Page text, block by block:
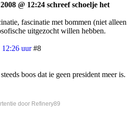
@ 12:24 schreef schoelje het
fascinatie met bommen (niet alleen
uitgezocht willen hebben.
12:26 uur #8
boos dat ie geen president meer is.
door Refinery89